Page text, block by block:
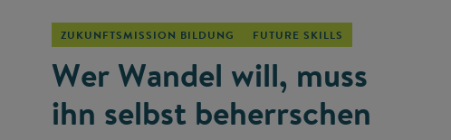
ZUKUNFTSMISSION BILDUNG FUTURE SKILLS
Wer Wandel will, muss
ihn selbst beherrschen